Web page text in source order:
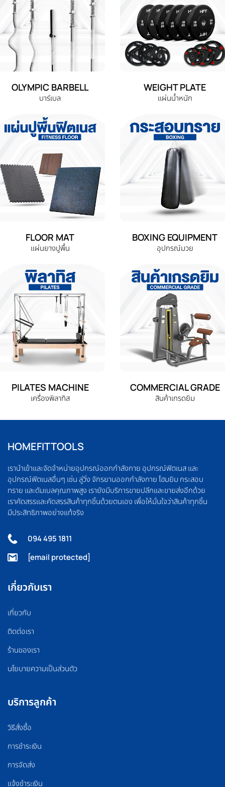
OLYMPIC BARBELL
บาร์เบล
WEIGHT PLATE
แผ่นน้ำหนัก
FLOOR MAT
แผ่นยางปูพื้น
BOXING EQUIPMENT
อุปกรณ์มวย
PILATES MACHINE
เครื่องพิลาทิส
COMMERCIAL GRADE
สินค้าเกรดยิม
HOMEFITTOOLS
เรานำเข้าและจัดจำหน่ายอุปกรณ์ออกกำลังกาย อุปกรณ์ฟิตเนส และ
อุปกรณ์ฟิตเนสอื่นๆ เช่น ลู่วิ่ง จักรยานออกกำลังกาย โฮมยิม กระสอบ
ทราย และดัมเบลคุณภาพสูง เรายังมีบริการขายปลีกและขายส่งอีกด้วย
เราคัดสรรและคัดสรรสินค้าทุกชิ้นด้วยตนเอง เพื่อให้มั่นใจว่าสินค้าทุกชิ้น
มีประสิทธิภาพอย่างแท้จริง
094 495 1811
[email protected]
เกี่ยวกับเรา
เกี่ยวกับ
ติดต่อเรา
ร้านของเรา
นโยบายความเป็นส่วนตัว
บริการลูกค้า
วิธีสั่งซื้อ
การชำระเงิน
การจัดส่ง
แจ้งชำระเงิน